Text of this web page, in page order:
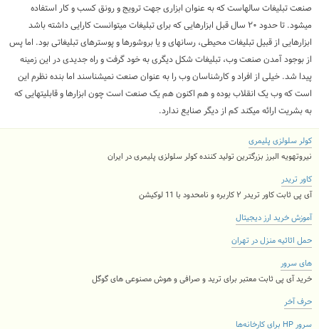
صنعت تبلیغات سالهاست که به عنوان ابزاری جهت ترویج و رونق کسب و کار استفاده
میشود. تا حدود ۲۰ سال قبل ابزارهایی که برای تبلیغات می
توانست کارایی داشته باشد
ابزارهایی از قبیل تبلیغات محیطی، رسانهای و یا بروشورها و پوسترهای تبلیغاتی بود. اما پس
از بوجود آمدن صنعت وب، تبلیغات شکل دیگری به خود گرفت و راه جدیدی در این زمینه
پیدا شد. خیلی از افراد و کارشناسان وب را به عنوان صنعت نمیشناسند اما بنده نظرم این
است که وب یک انقلاب بوده و هم اکنون هم یک صنعت است چون ابزارها و قابلیتهایی که
به بشریت ارائه میکند کم از دیگر صنایع ندارد.
کولر سلولزی پلیمری
نیروتهویه البرز بزرگترین تولید کننده کولر سلولزی پلیمری در ایران
کاور تریدر
آی پی ثابت کاور تریدر ۲ کاربره و نامحدود با 11 لوکیشن
آموزش خرید ارز دیجیتال
حمل اثاثیه منزل در تهران
های سرور
خرید آی پی ثابت معتبر برای ترید و صرافی و هوش مصنوعی های گوگل
حرف آخر
سرور HP برای کارخانه‌ها